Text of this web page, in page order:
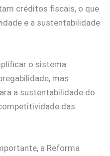
créditos fiscais, o que
e a sustentabilidade
o sistema
mas
a sustentabilidade do
das
a Reforma